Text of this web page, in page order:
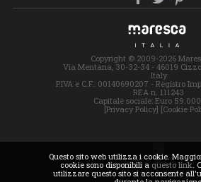
SITE MAP
Copyright © 2009-2026
Via Mentana, 30-32-34 - 46019
Italy
P.IVA e C.F.: 00140690207 - Registro
REA n. 111243
Capitale sociale: Euro
[Privacy Policy] [Cookie
Questo sito web utilizza i cookie.
cookie sono disponibili a questo link.
utilizzare questo sito si acconsente